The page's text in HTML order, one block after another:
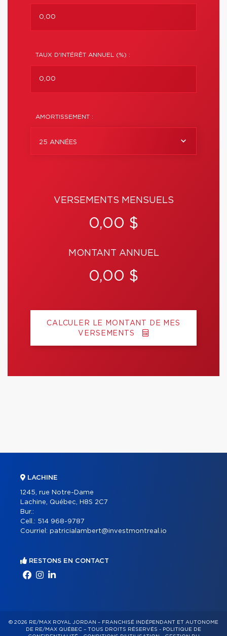
TAUX D'INTÉRÊT ANNUEL (%) :
AMORTISSEMENT :
25 ANNÉES
VERSEMENTS MENSUELS
0,00 $
MONTANT ANNUEL
0,00 $
CALCULER LE MONTANT DE MES
VERSEMENTS
LACHINE
1245, rue Notre-Dame
Lachine, Québec, H8S 2C7
Bur.:
Cell.: 514 968-9787
Courriel: patricialambert@investmontreal.io
RESTONS EN CONTACT
© 2026 RE/MAX ROYAL JORDAN – FRANCHISÉ INDÉPENDANT ET AUTONOME
DE RE/MAX QUÉBEC – TOUS DROITS RÉSERVÉS - POLITIQUE DE